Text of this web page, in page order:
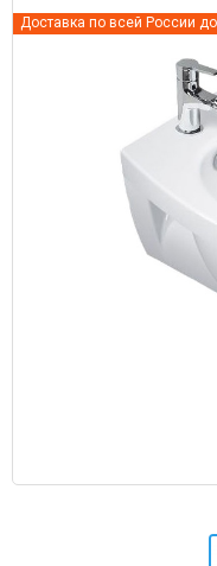
Доставка по всей России